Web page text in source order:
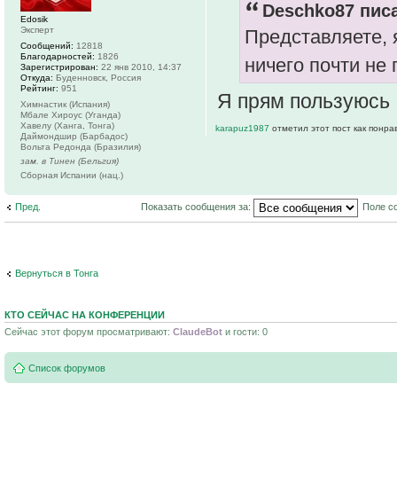
Deschko87
Представляете,
ничего почти
Я прям пользуюсь
karapuz1987 отметил этот пост как
Edosik
Эксперт
Сообщений: 12818
Благодарностей: 1826
Зарегистрирован: 22 янв 2010, 14:37
Откуда: Буденновск, Россия
Рейтинг: 951
Химнастик (Испания)
Мбале Хироус (Уганда)
Хавелу (Ханга, Тонга)
Даймондшир (Барбадос)
Вольта Редонда (Бразилия)
зам. в Тинен (Бельгия)
Сборная Испании (нац.)
Пред. Показать сообщения за: Поле
Вернуться в Тонга
КТО СЕЙЧАС НА КОНФЕРЕНЦИИ
Сейчас этот форум просматривают: ClaudeBot и гости: 0
Список форумов